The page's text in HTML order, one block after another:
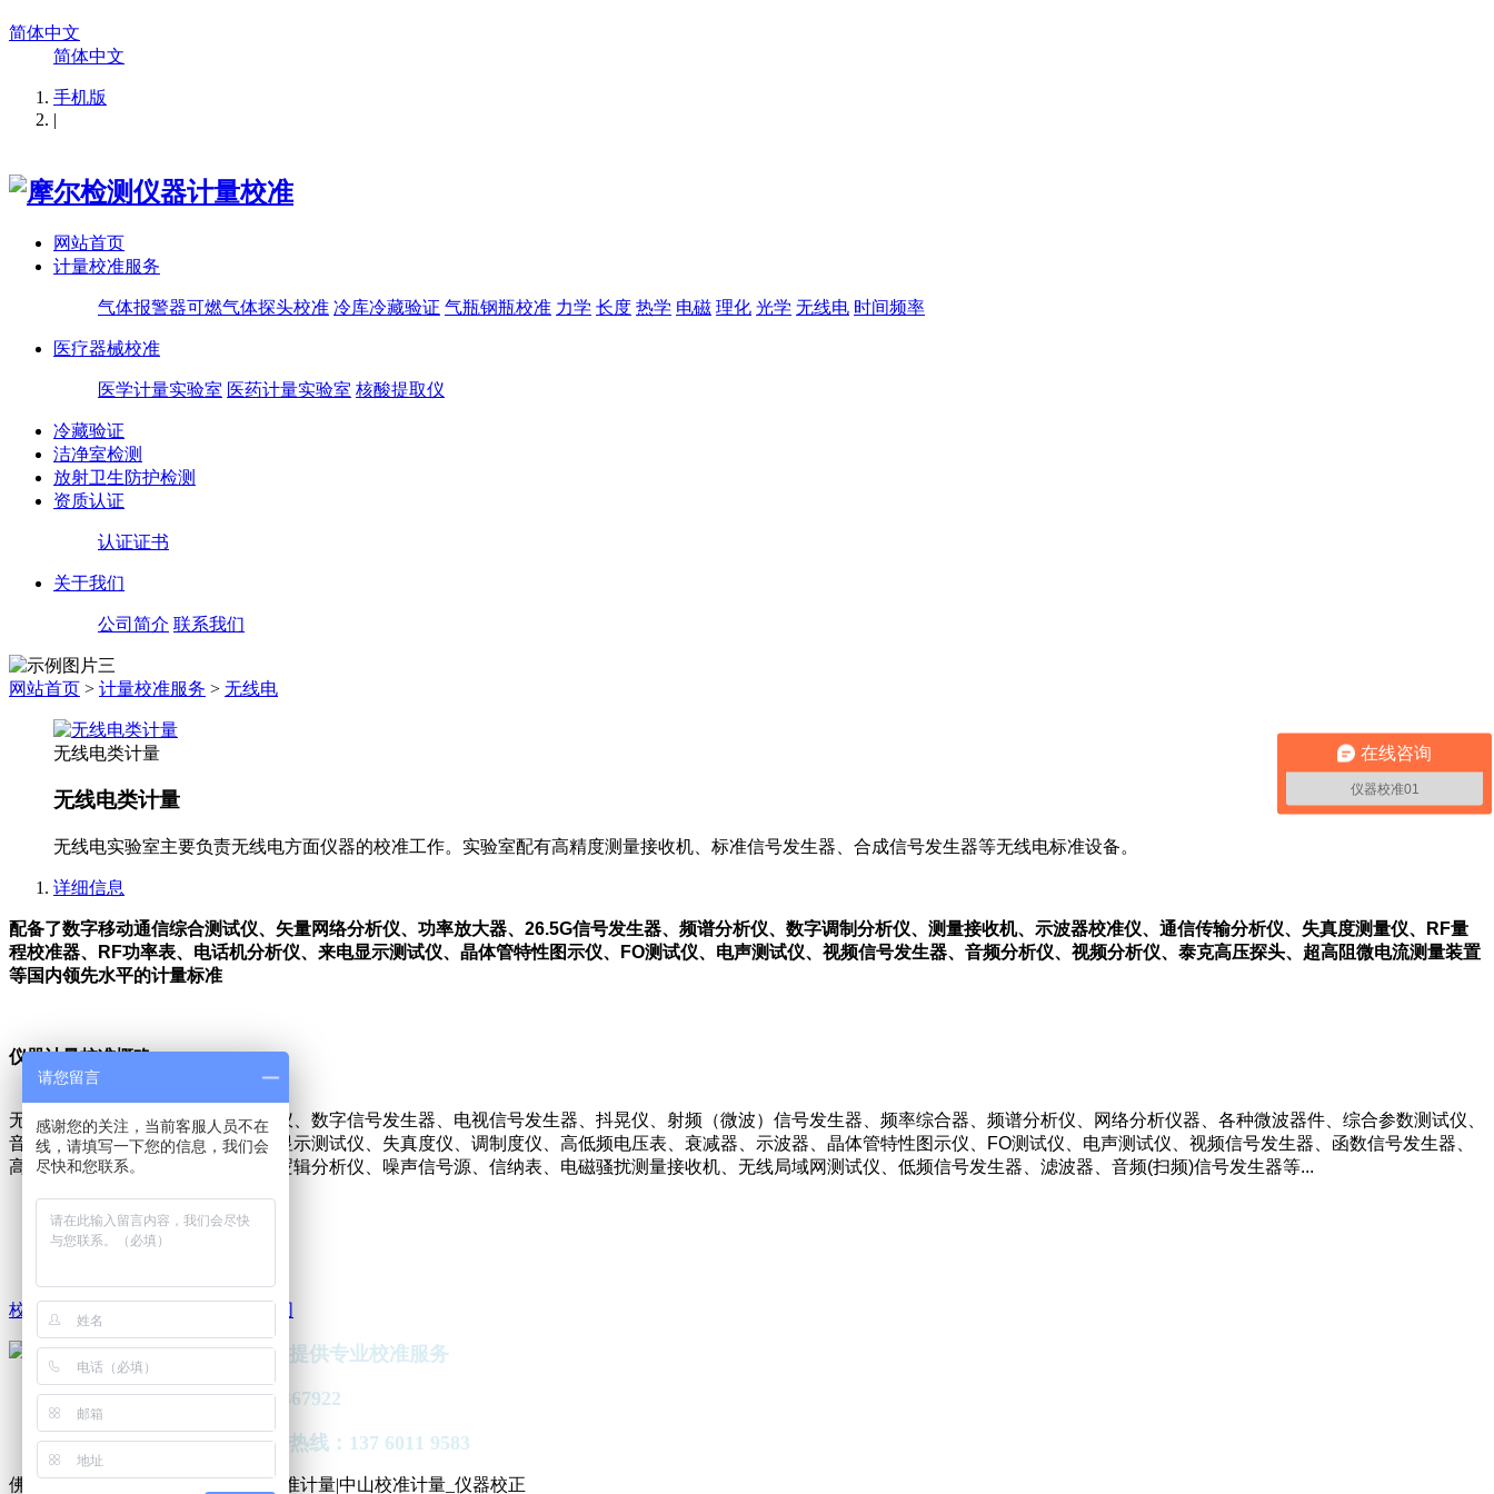
简体中文
简体中文
手机版
|
网站首页
计量校准服务
气体报警器可燃气体探头校准 冷库冷藏验证 气瓶钢瓶校准 力学 长度 热学 电磁 理化 光学 无线电 时间频率
医疗器械校准
医学计量实验室 医药计量实验室 核酸提取仪
冷藏验证
洁净室检测
放射卫生防护检测
资质认证
认证证书
关于我们
公司简介 联系我们
网站首页 > 计量校准服务 > 无线电
无线电类计量
无线电类计量
无线电实验室主要负责无线电方面仪器的校准工作。实验室配有高精度测量接收机、标准信号发生器、合成信号发生器等无线电标准设备。
详细信息
配备了数字移动通信综合测试仪、矢量网络分析仪、功率放大器、26.5G信号发生器、频谱分析仪、数字调制分析仪、测量接收机、示波器校准仪、通信传输分析仪、失真度测量仪、RF量
程校准器、RF功率表、电话机分析仪、来电显示测试仪、晶体管特性图示仪、FO测试仪、电声测试仪、视频信号发生器、音频分析仪、视频分析仪、泰克高压探头、超高阻微电流测量装置
等国内领先水平的计量标准
仪器计量校准概略：
无线电综合测试仪、手机综合测试仪、数字信号发生器、电视信号发生器、抖晃仪、射频（微波）信号发生器、频率综合器、频谱分析仪、网络分析仪器、各种微波器件、综合参数测试仪、
音频分析仪、电话机分析仪、来电显示测试仪、失真度仪、调制度仪、高低频电压表、衰减器、示波器、晶体管特性图示仪、FO测试仪、电声测试仪、视频信号发生器、函数信号发生器、
高频探头、驻极体传声器测试仪、逻辑分析仪、噪声信号源、信纳表、电磁骚扰测量接收机、无线局域网测试仪、低频信号发生器、滤波器、音频(扫频)信号发生器等...
上一条力学类计量
校准知识 校准资讯 网站地图
全国下厂，提供专业校准服务
Q Q：478367922
24小时服务热线：137 6011 9583
佛山校准计量|深圳校准计量|东莞校准计量|中山校准计量_仪器校正
在线咨询
仪器校准01
请您留言
感谢您的关注，当前客服人员不在
线，请填写一下您的信息，我们会
尽快和您联系。